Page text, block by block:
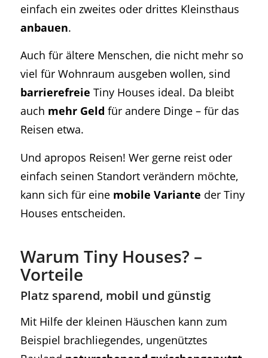
einfach ein zweites oder drittes Kleinsthaus
anbauen.
Auch für ältere Menschen, die nicht mehr so
viel für Wohnraum ausgeben wollen, sind
barrierefreie Tiny Houses ideal. Da bleibt
auch mehr Geld für andere Dinge – für das
Reisen etwa.
Und apropos Reisen! Wer gerne reist oder
einfach seinen Standort verändern möchte,
kann sich für eine mobile Variante der Tiny
Houses entscheiden.
Warum Tiny Houses? –
Vorteile
Platz sparend, mobil und günstig
Mit Hilfe der kleinen Häuschen kann zum
Beispiel brachliegendes, ungenütztes